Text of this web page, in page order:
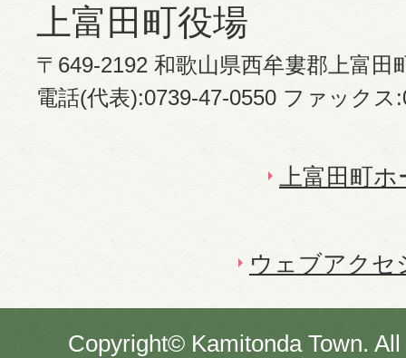
上富田町役場
〒649-2192 和歌山県西牟婁郡上富田
電話(代表):0739-47-0550 ファックス
上富田町
ウェブアクセ
Copyright© Kamitonda Town.